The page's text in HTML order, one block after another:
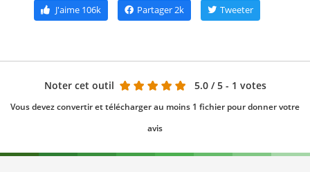
J'aime106k Partager2k Tweeter
Noter cet outil 5.0 / 5 - 1 votes
Vous devez convertir et télécharger au moins 1 fichier pour donner votre
avis